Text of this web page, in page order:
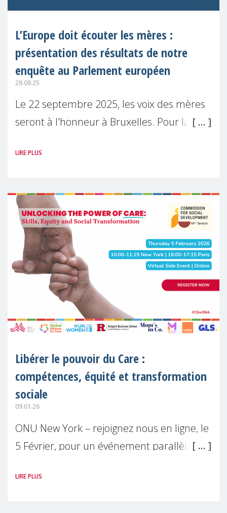
L’Europe doit écouter les mères :
présentation des résultats de notre
enquête au Parlement européen
28.08.25
Le 22 septembre 2025, les voix des mères
seront à l'honneur à Bruxelles. Pour la
(MMM) présentera les résultats de son
LIRE PLUS
Libérer le pouvoir du Care :
compétences, équité et transformation
sociale
09.01.26
ONU New York – rejoignez nous en ligne, le
5 Février, pour un événement parallèle
Commission des Nations Unies pour le
LIRE PLUS